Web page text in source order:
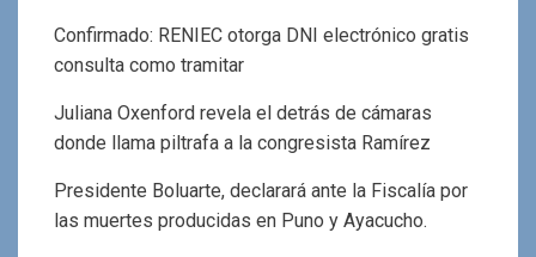
Confirmado: RENIEC otorga DNI electrónico gratis
consulta como tramitar
Juliana Oxenford revela el detrás de cámaras
donde llama piltrafa a la congresista Ramírez
Presidente Boluarte, declarará ante la Fiscalía por
las muertes producidas en Puno y Ayacucho.